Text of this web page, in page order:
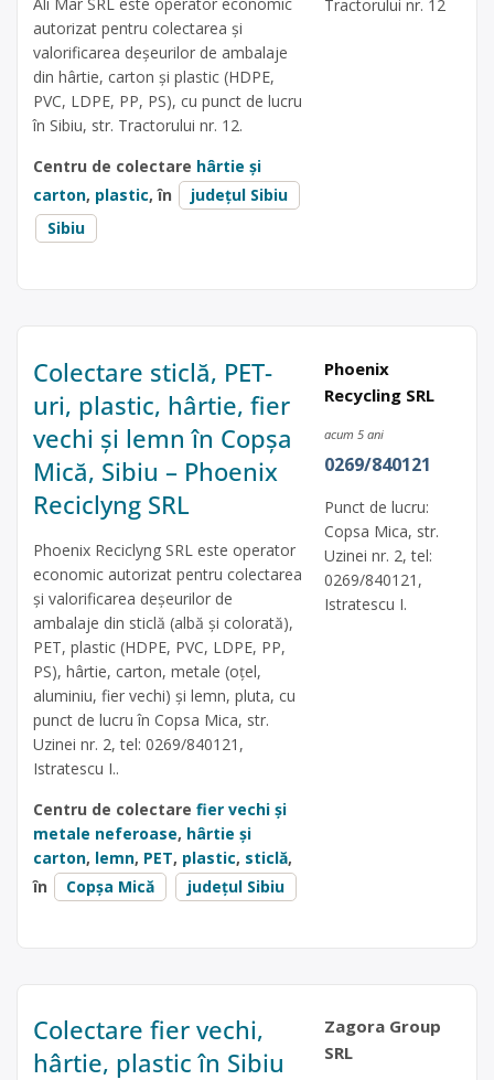
autorizat pentru colectarea și
valorificarea deșeurilor de ambalaje
din hârtie, carton și plastic (HDPE,
PVC, LDPE, PP, PS), cu punct de lucru
în Sibiu, str. Tractorului nr. 12.
Centru de colectare hârtie și
carton, plastic, în
județul Sibiu
Sibiu
Tractorului nr. 12
Colectare sticlă, PET-
uri, plastic, hârtie, fier
vechi și lemn în Copșa
Mică, Sibiu – Phoenix
Reciclyng SRL
Phoenix Reciclyng SRL este operator
economic autorizat pentru colectarea
și valorificarea deșeurilor de
ambalaje din sticlă (albă și colorată),
PET, plastic (HDPE, PVC, LDPE, PP,
PS), hârtie, carton, metale (oțel,
aluminiu, fier vechi) și lemn, pluta, cu
punct de lucru în Copsa Mica, str.
Uzinei nr. 2, tel: 0269/840121,
Istratescu I..
Centru de colectare fier vechi și
metale neferoase, hârtie și
carton, lemn, PET, plastic, sticlă,
în
Copșa Mică județul Sibiu
Phoenix
Recycling SRL
acum 5 ani
0269/840121
Punct de lucru:
Copsa Mica, str.
Uzinei nr. 2, tel:
0269/840121,
Istratescu I.
Colectare fier vechi,
hârtie, plastic în Sibiu
Zagora Group
SRL